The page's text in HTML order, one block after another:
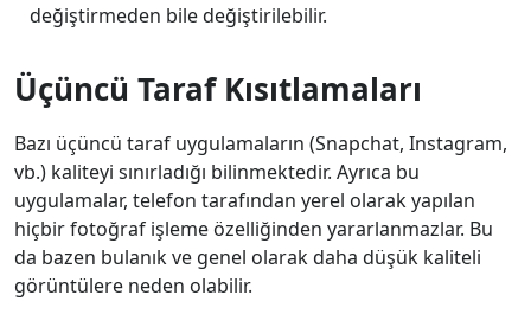
değiştirmeden bile değiştirilebilir.
Üçüncü Taraf Kısıtlamaları
Bazı üçüncü taraf uygulamaların (Snapchat, Instagram,
vb.) kaliteyi sınırladığı bilinmektedir. Ayrıca bu
uygulamalar, telefon tarafından yerel olarak yapılan
hiçbir fotoğraf işleme özelliğinden yararlanmazlar. Bu
da bazen bulanık ve genel olarak daha düşük kaliteli
görüntülere neden olabilir.